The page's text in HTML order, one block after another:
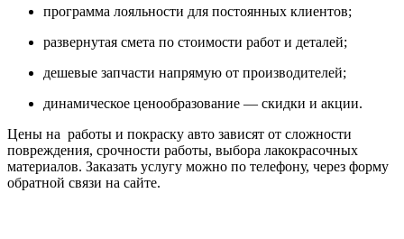
программа лояльности для постоянных клиентов;
развернутая смета по стоимости работ и деталей;
дешевые запчасти напрямую от производителей;
динамическое ценообразование — скидки и акции.
Цены на работы и покраску авто зависят от сложности
повреждения, срочности работы, выбора лакокрасочных
материалов. Заказать услугу можно по телефону, через форму
обратной связи на сайте.